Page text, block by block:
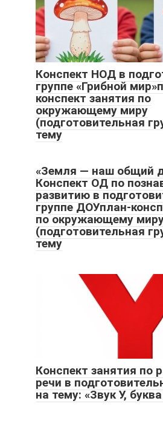
Конспект НОД в
группе «Грибной
конспект занятия по
окружающему миру
(подготовительная
тему
«Земля — наш общий
Конспект ОД по
развитию в
группе ДОУплан-
по окружающему
(подготовительная
тему
Конспект занятия по
речи в
на тему: «Звук У,